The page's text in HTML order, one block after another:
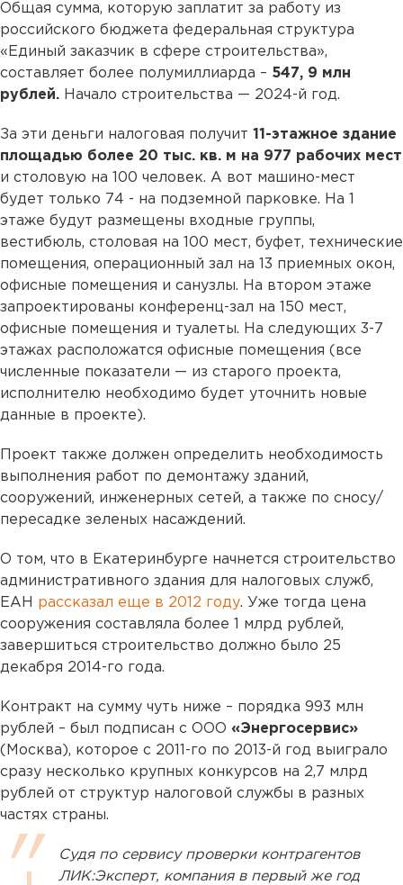
Общая сумма, которую заплатит за работу из
российского бюджета федеральная структура
«Единый заказчик в сфере строительства»,
составляет более полумиллиарда – 547, 9 млн
рублей. Начало строительства — 2024-й год.
За эти деньги налоговая получит 11-этажное здание
площадью более 20 тыс. кв. м на 977 рабочих мест
и столовую на 100 человек. А вот машино-мест
будет только 74 - на подземной парковке. На 1
этаже будут размещены входные группы,
вестибюль, столовая на 100 мест, буфет, технические
помещения, операционный зал на 13 приемных окон,
офисные помещения и санузлы. На втором этаже
запроектированы конференц-зал на 150 мест,
офисные помещения и туалеты. На следующих 3-7
этажах расположатся офисные помещения (все
численные показатели — из старого проекта,
исполнителю необходимо будет уточнить новые
данные в проекте).
Проект также должен определить необходимость
выполнения работ по демонтажу зданий,
сооружений, инженерных сетей, а также по сносу/
пересадке зеленых насаждений.
О том, что в Екатеринбурге начнется строительство
административного здания для налоговых служб,
ЕАН рассказал еще в 2012 году. Уже тогда цена
сооружения составляла более 1 млрд рублей,
завершиться строительство должно было 25
декабря 2014-го года.
Контракт на сумму чуть ниже – порядка 993 млн
рублей – был подписан с ООО «Энергосервис»
(Москва), которое с 2011-го по 2013-й год выиграло
сразу несколько крупных конкурсов на 2,7 млрд
рублей от структур налоговой службы в разных
частях страны.
Судя по сервису проверки контрагентов
ЛИК:Эксперт, компания в первый же год